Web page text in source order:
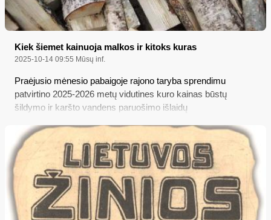
Kiek šiemet kainuoja malkos ir kitoks kuras
2025-10-14 09:55 Mūsų inf.
Praėjusio mėnesio pabaigoje rajono taryba sprendimu
patvirtino 2025-2026 metų vidutines kuro kainas būstų
šildymo ir karšto vandens paruošimo išlaidų
gyventojams, paskaičiuoti, bet tuo pačiu iš tarybai pateiktos
medžiagos galima sužinoti, kiek šįmet vidutiniškai pabrango
ar atpigo kietasis ir kitoks kuras palyginti su ankstesniais
metais...